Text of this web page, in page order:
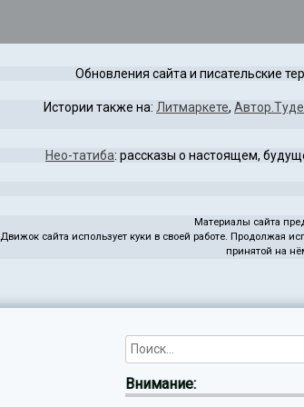
Обновления сайта и писательские
Истории также на: Литмаркете,
Нео-татиба: рассказы о настоящем,
Материалы сайта
Движок сайта использует куки в своей работе. Продолжая
принятой на
Внимание: